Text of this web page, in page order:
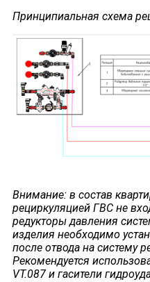
Принципиальная схема
Внимание: в состав
рециркуляцией ГВС не
редукторы давления
изделия необходимо
после отвода на систему
Рекомендуется
VT.087 и гасители